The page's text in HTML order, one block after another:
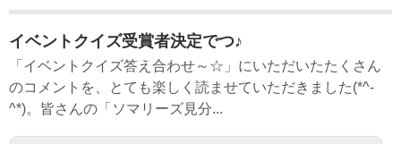
イベントクイズ受賞者決定でつ♪
「イベントクイズ答え合わせ～☆」にいただいたたくさん
のコメントを、とても楽しく読ませていただきました(*^-
^*)。皆さんの「ソマリーズ見分...